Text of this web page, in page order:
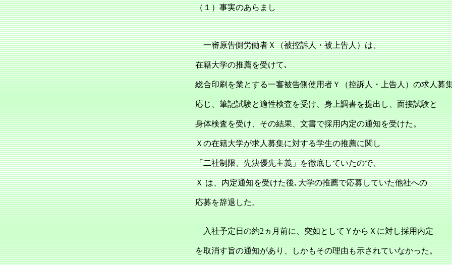
（１）事実のあらまし
一審原告側労働者Ｘ（被控訴人・被上告人）は、
在籍大学の推薦を受けて､
総合印刷を業とする一審被告側使用者Ｙ（控訴人・上告人）の求人募
応じ、筆記試験と適性検査を受け、身上調書を提出し、面接試験と
身体検査を受け、その結果、文書で採用内定の通知を受けた。
Ｘの在籍大学が求人募集に対する学生の推薦に関し
「二社制限、先決優先主義」を徹底していたので、
Ｘ は、内定通知を受けた後､大学の推薦で応募していた他社への
応募を辞退した。
入社予定日の約2ヵ月前に、突如としてＹからＸに対し採用内定
を取消す旨の通知があり、しかもその理由も示されていなかった。